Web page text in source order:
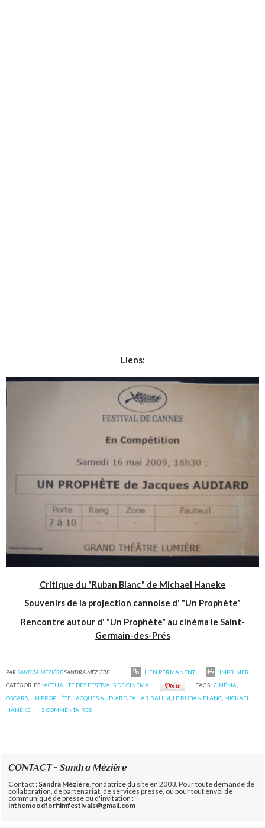
Liens:
Critique du "Ruban Blanc" de Michael Haneke
Souvenirs de la projection cannoise d' "Un Prophète"
Rencontre autour d' "Un Prophète" au cinéma le Saint-
Germain-des-Prés
PARSANDRA MÉZIÈRESANDRA MÉZIÈRE LIEN PERMANENT
IMPRIMER
CATÉGORIES :ACTUALITÉ DES FESTIVALS DE CINÉMA TAGS :CINÉMA
OSCARS UN PROPHÈTE JACQUES AUDIARD ,TAHAR RAHIM LE RUBAN BLANC MICKAEL
HANEKE
3 COMMENTAIRES
CONTACT - Sandra Mézière
Contact : Sandra Mézière , fondatrice du site en 2003. Pour toute demande de
collaboration, de partenariat, de services presse, ou pour tout envoi de
communiqué de presse ou d'invitation :
inthemoodforfilmfestivals@gmail.com